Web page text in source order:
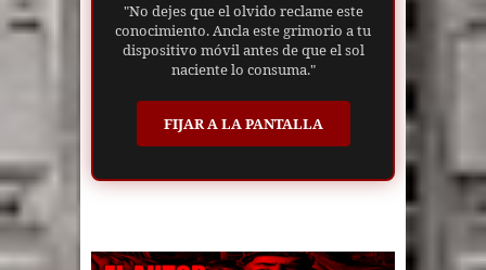
"No dejes que el olvido reclame este
conocimiento. Ancla este grimorio a tu
dispositivo móvil antes de que el sol
naciente lo consuma."
FIJAR A LA PANTALLA